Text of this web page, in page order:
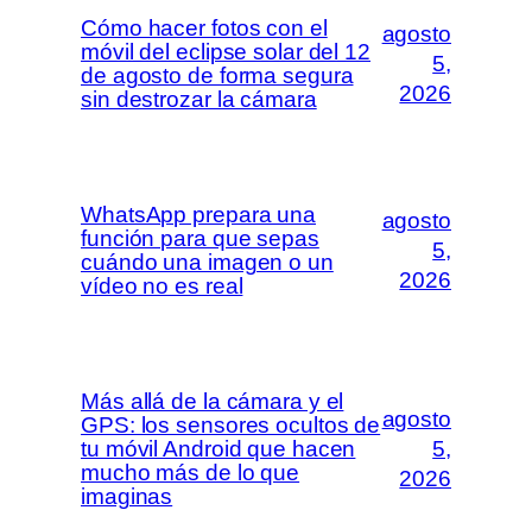
Cómo hacer fotos con el
móvil del eclipse solar del 12
de agosto de forma segura
sin destrozar la cámara
agosto
5,
2026
WhatsApp prepara una
función para que sepas
cuándo una imagen o un
vídeo no es real
agosto
5,
2026
Más allá de la cámara y el
GPS: los sensores ocultos de
tu móvil Android que hacen
mucho más de lo que
imaginas
agosto
5,
2026